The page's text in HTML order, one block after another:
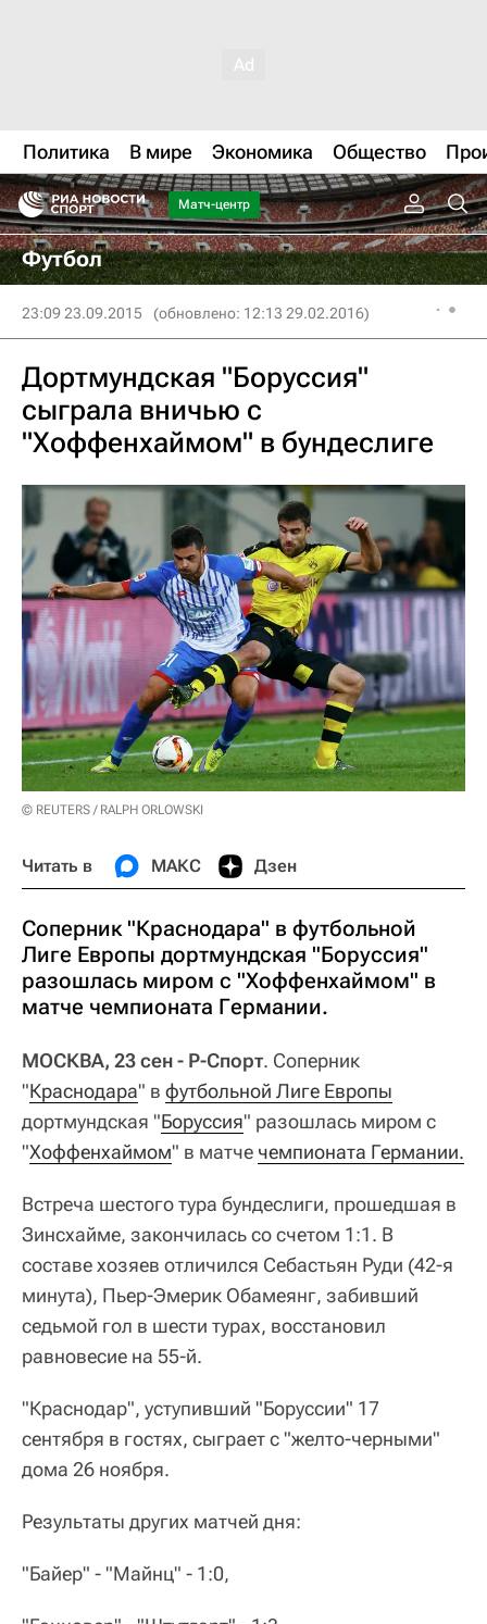
Политика В мире Экономика Общество
Матч-центр
Футбол
23:09 23.09.2015 (обновлено: 12:13 29.02.2016)
Дортмундская "Боруссия"
сыграла вничью с
"Хоффенхаймом" в бундеслиге
© REUTERS / RALPH ORLOWSKI
Читать в МАКС Дзен
Соперник "Краснодара" в футбольной
Лиге Европы дортмундская "Боруссия"
разошлась миром с "Хоффенхаймом" в
матче чемпионата Германии.
МОСКВА, 23 сен - Р-Спорт. Соперник
"Краснодара" в футбольной Лиге Европы
дортмундская "Боруссия" разошлась миром с
"Хоффенхаймом" в матче чемпионата Германии.
Встреча шестого тура бундеслиги, прошедшая в
Зинсхайме, закончилась со счетом 1:1. В
составе хозяев отличился Себастьян Руди (42-я
минута), Пьер-Эмерик Обамеянг, забивший
седьмой гол в шести турах, восстановил
равновесие на 55-й.
"Краснодар", уступивший "Боруссии" 17
сентября в гостях, сыграет с "желто-черными"
дома 26 ноября.
Результаты других матчей дня:
"Байер" - "Майнц" - 1:0,